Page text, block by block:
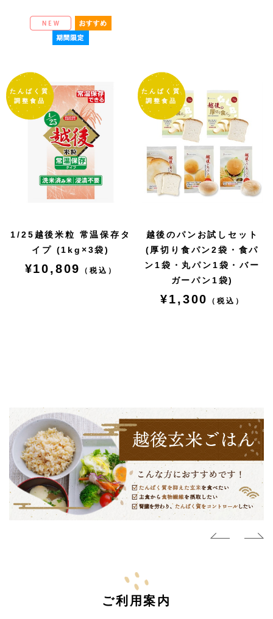
1/25越後米粒 常温保存タ
イプ (1kg×3袋)
¥10,809 （税込）
越後のパンお試しセット
(厚切り食パン2袋・食パ
ン1袋・丸パン1袋・バー
ガーパン1袋)
¥1,300 （税込）
ご利用案内